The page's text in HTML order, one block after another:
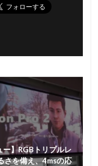
ー】RGBトリプルレ
さを備え、4msの応